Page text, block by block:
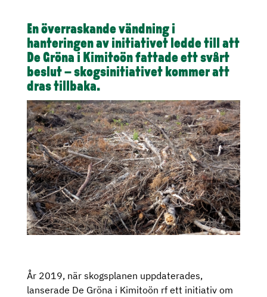
En överraskande vändning i
hanteringen av initiativet ledde till att
De Gröna i Kimitoön fattade ett svårt
beslut – skogsinitiativet kommer att
dras tillbaka.
År 2019, när skogsplanen uppdaterades,
lanserade De Gröna i Kimitoön rf ett initiativ om